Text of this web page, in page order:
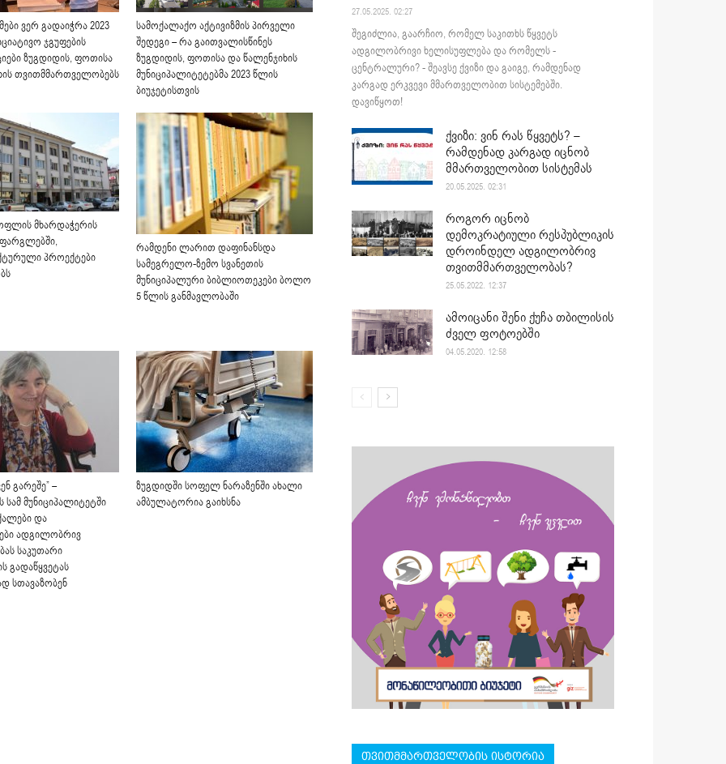
ვერ გადაიჭრა 2023
ჯგუფების
ზუგდიდის, ფოთისა
თვითმმართველობებს
სამოქალაქო აქტივიზმის პირველი
შედეგი – რა გაითვალისწინეს
ზუგდიდის, ფოთისა და წალენჯიხის
მუნიციპალიტეტებმა 2023 წლის
ბიუჯეტისთვის
მხარდაჭერის
პროექტები
რამდენი ლარით დაფინანსდა
სამეგრელო-ზემო სვანეთის
მუნიციპალური ბიბლიოთეკები ბოლო
5 წლის განმავლობაში
გარეშე” –
მუნიციპალიტეტში
და
ადგილობრივ
საკუთარი
გადაწყვეტას
სთავაზობენ
ზუგდიდში სოფელ ნარაზენში ახალი
ამბულატორია გაიხსნა
27.05.2025. 02:27
შეგიძლია, გაარჩიო, რომელ საკითხს წყვეტს
ადგილობრივი ხელისუფლება და რომელს -
ცენტრალური? - შეავსე ქვიზი და გაიგე, რამდენად
კარგად ერკვევი მმართველობით სისტემებში.
დავიწყოთ!
ქვიზი: ვინ რას წყვეტს? –
რამდენად კარგად იცნობ
მმართველობით სისტემას
20.05.2025. 02:31
როგორ იცნობ
დემოკრატიული რესპუბლიკის
დროინდელ ადგილობრივ
თვითმმართველობას?
25.05.2022. 12:37
ამოიცანი შენი ქუჩა თბილისის
ძველ ფოტოებში
04.05.2020. 12:58
თვითმმართველობის ისტორია